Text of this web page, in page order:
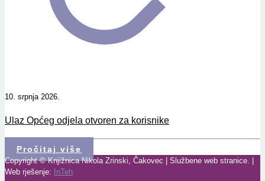
10. srpnja 2026.
Ulaz Općeg odjela otvoren za korisnike
Pročitaj više
Copyright © Knjižnica Nikola Zrinski, Čakovec | Službene web stranice. |
Web rješenje: InTeh